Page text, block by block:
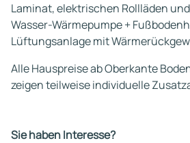
Laminat, elektrischen Rollläden
Wasser-Wärmepumpe +
Lüftungsanlage mit
Alle Hauspreise ab Oberkante
zeigen teilweise individuelle
Sie haben Interesse?